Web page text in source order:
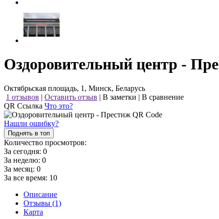
Оздоровительный центр -
Октябрьская площадь, 1, Минск, Беларусь
1 отзывов | Оставить отзыв | В заметки | В сравнение
QR Ссылка Что это?
Нашли ошибку?
Поднять в топ
Количество просмотров:
За сегодня: 0
За неделю: 0
За месяц: 0
За все время: 10
Описание
Отзывы (1)
Карта